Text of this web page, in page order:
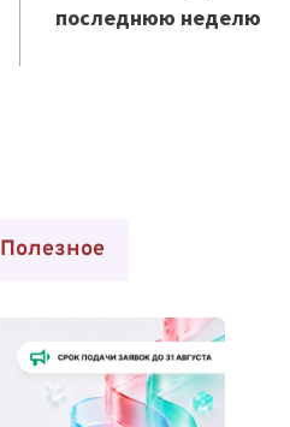
последнюю неделю
Полезное